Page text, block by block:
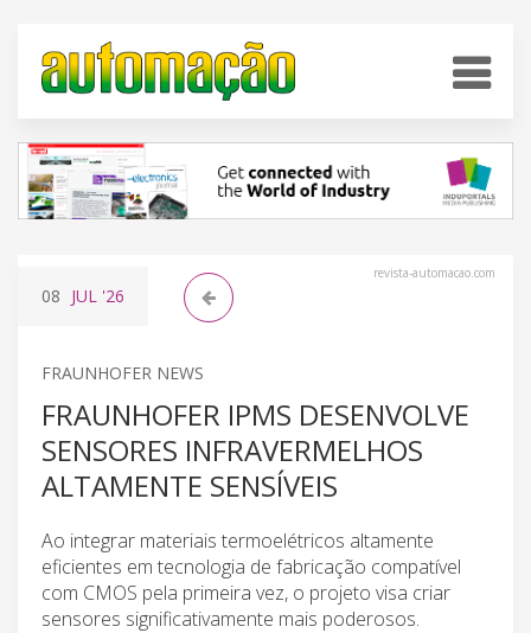
revista-automacao.com
08 JUL '26
FRAUNHOFER NEWS
FRAUNHOFER IPMS DESENVOLVE
SENSORES INFRAVERMELHOS
ALTAMENTE SENSÍVEIS
Ao integrar materiais termoelétricos altamente
eficientes em tecnologia de fabricação compatível
com CMOS pela primeira vez, o projeto visa criar
sensores significativamente mais poderosos.